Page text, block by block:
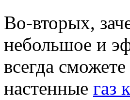
Во-вторых,
небольшое и
всегда
настенные газ